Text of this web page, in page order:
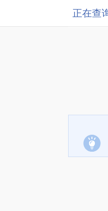
正在查